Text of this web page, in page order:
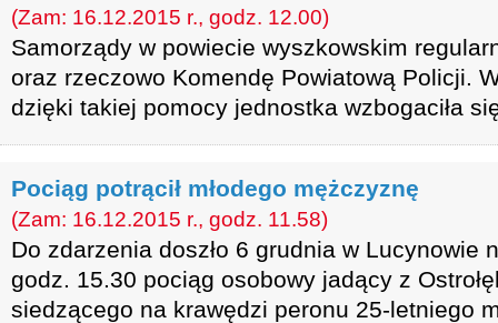
(Zam: 16.12.2015 r., godz. 12.00)
Samorządy w powiecie wyszkowskim
oraz rzeczowo Komendę Powiatową Policji.
dzięki takiej pomocy jednostka wzbogaciła
Pociąg potrącił młodego mężczyznę
(Zam: 16.12.2015 r., godz. 11.58)
Do zdarzenia doszło 6 grudnia w Lucynowie
godz. 15.30 pociąg osobowy jadący z
siedzącego na krawędzi peronu 25-letniego